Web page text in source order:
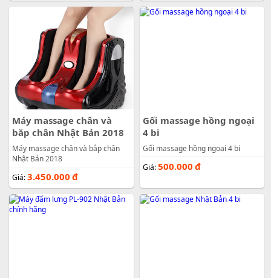
Giá:3.450.000đ
Máy massage chân và
bắp chân Nhật Bản 2018
Máy massage chân và bắp chân
Nhật Bản 2018
Giá:3.450.000 đ
Gối massage hồng ngoại
4 bi
Gối massage hồng ngoại 4 bi
Giá:500.000 đ